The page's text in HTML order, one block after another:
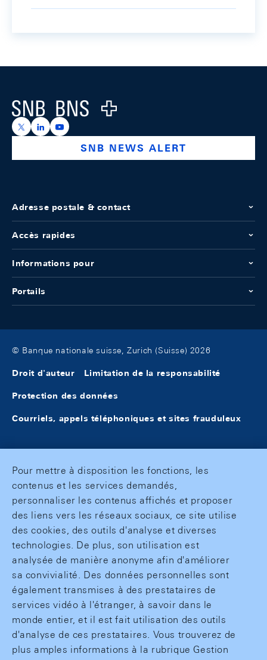
Logo
https://x.com/snb_bns
https://ch.linkedin.com/company/swiss-national-
https://www.youtube.com/@swissnationalbank
SNB NEWS ALERT
Adresse postale & contact
Accès rapides
Informations pour
Portails
© Banque nationale suisse, Zurich (Suisse) 2026
Droit d'auteur Limitation de la responsabilité
Protection des données
Courriels, appels téléphoniques et sites frauduleux
Pour mettre à disposition les fonctions, les
contenus et les services demandés,
personnaliser les contenus affichés et proposer
des liens vers les réseaux sociaux, ce site utilise
des cookies, des outils d'analyse et diverses
technologies. De plus, son utilisation est
analysée de manière anonyme afin d'améliorer
sa convivialité. Des données personnelles sont
également transmises à des prestataires de
services vidéo à l'étranger, à savoir dans le
monde entier, et il est fait utilisation des outils
d'analyse de ces prestataires. Vous trouverez de
plus amples informations à la rubrique Gestion